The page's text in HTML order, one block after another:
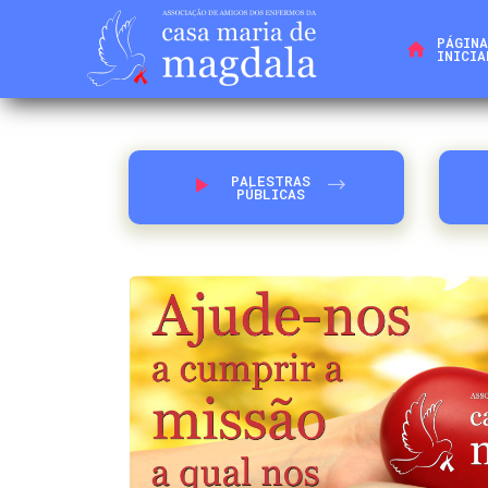
PÁGINA
PALESTRAS
PÚBLICAS